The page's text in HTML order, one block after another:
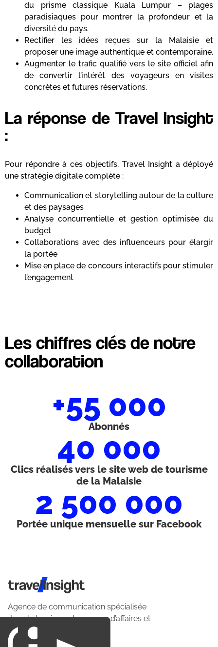
du prisme classique Kuala Lumpur – plages
paradisiaques pour montrer la profondeur et la
diversité du pays.
Rectifier les idées reçues sur la Malaisie et
proposer une image authentique et contemporaine.
Augmenter le trafic qualifié vers le site officiel afin
de convertir l’intérêt des voyageurs en visites
concrètes et futures réservations.
La réponse de Travel Insight
:
Pour répondre à ces objectifs, Travel Insight a déployé
une stratégie digitale complète :
Communication et storytelling autour de la culture
et des paysages
Analyse concurrentielle et gestion optimisée du
budget
Collaborations avec des influenceurs pour élargir
la portée
Mise en place de concours interactifs pour stimuler
l’engagement
Les chiffres clés de notre
collaboration
+55 000
Abonnés
40 000
Clics réalisés vers le site web de tourisme
de la Malaisie
2 500 000
Portée unique mensuelle sur Facebook
Travel Insight
Agence de communication spécialisée
dans le tourisme du voyage d’affaires et
du loisirs.